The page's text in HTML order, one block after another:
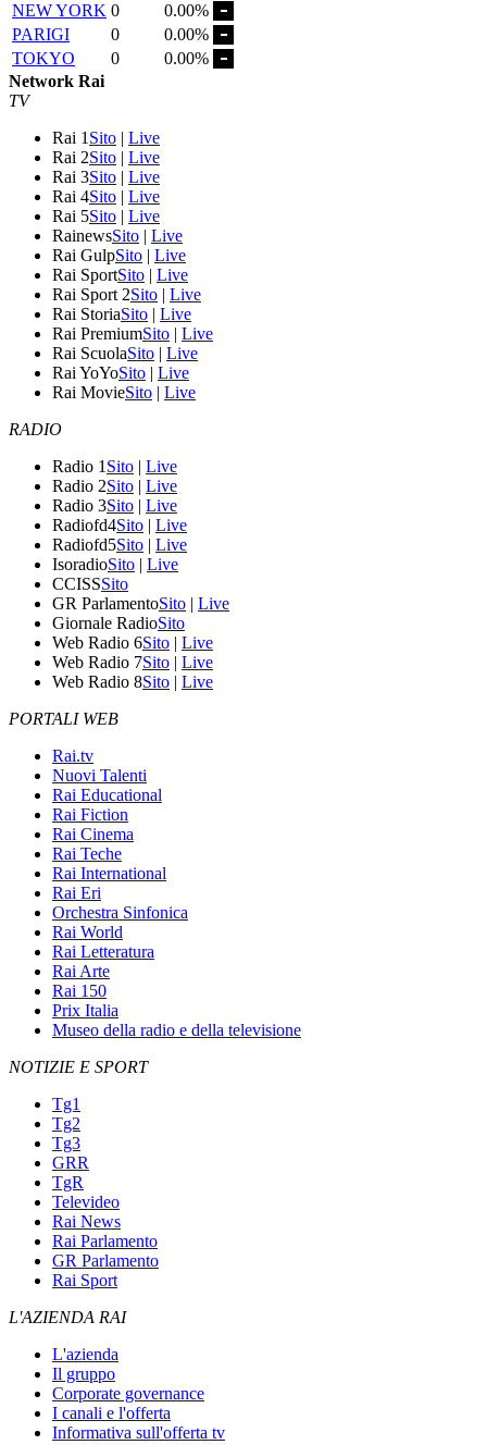
NEW YORK 0
0.00%
PARIGI
0
0.00%
TOKYO
0
0.00%
Network Rai
TV
Rai 1 Sito | Live
Rai 2Sito | Live
Rai 3Sito | Live
Rai 4Sito | Live
Rai 5Sito | Live
RainewsSito | Live
Rai GulpSito | Live
Rai SportSito | Live
Rai Sport 2Sito | Live
Rai StoriaSito | Live
Rai PremiumSito | Live
Rai ScuolaSito | Live
Rai YoYoSito | Live
Rai MovieSito | Live
RADIO
Radio 1 Sito | Live
Radio 2Sito | Live
Radio 3Sito | Live
Radiofd4Sito | Live
Radiofd5Sito | Live
IsoradioSito | Live
CCISSSito
GR ParlamentoSito | Live
Giornale RadioSito
Web Radio 6Sito | Live
Web Radio 7Sito | Live
Web Radio 8Sito | Live
PORTALI WEB
Rai.tv
Nuovi Talenti
Rai Educational
Rai Fiction
Rai Cinema
Rai Teche
Rai International
Rai Eri
Orchestra Sinfonica
Rai World
Rai Letteratura
Rai Arte
Rai 150
Prix Italia
Museo della radio e della televisione
NOTIZIE E SPORT
Tg1
Tg2
Tg3
GRR
TgR
Televideo
Rai News
Rai Parlamento
GR Parlamento
Rai Sport
L'AZIENDA RAI
L'azienda
Il gruppo
Corporate governance
I canali e l'offerta
Informativa sull'offerta tv